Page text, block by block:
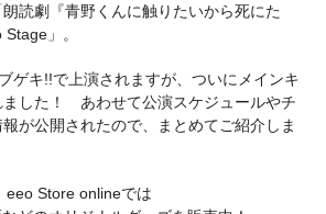
読劇『青野くんに触りたいから死にた
」。
ゲキ!!で上演されますが、ついにメインキ
ました！ あわせて公演スケジュールやチ
が公開されたので、まとめてご紹介しま
eeo Store onlineでは